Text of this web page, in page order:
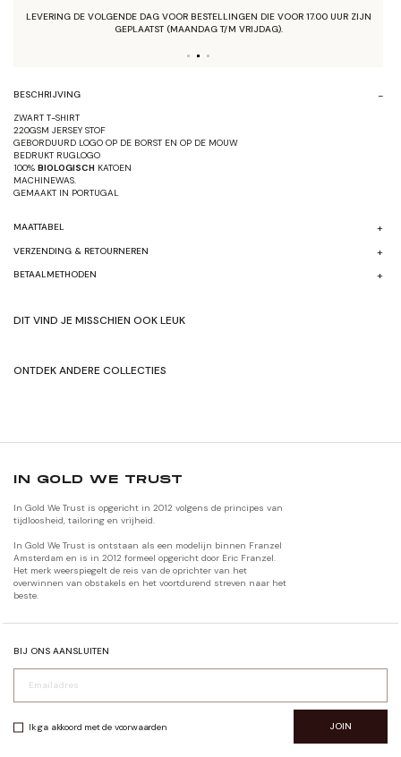
LEVERING DE VOLGENDE DAG VOOR BESTELLINGEN DIE VOOR 17.00 UUR ZIJN
GEPLAATST (MAANDAG T/M VRIJDAG).
BESCHRIJVING
ZWART T-SHIRT
220GSM JERSEY STOF
GEBORDUURD LOGO OP DE BORST EN OP DE MOUW
BEDRUKT RUGLOGO
100% BIOLOGISCH KATOEN
MACHINEWAS.
GEMAAKT IN PORTUGAL
MAATTABEL
VERZENDING & RETOURNEREN
BETAALMETHODEN
DIT VIND JE MISSCHIEN OOK LEUK
ONTDEK ANDERE COLLECTIES
IN GOLD WE TRUST
In Gold We Trust is opgericht in 2012 volgens de principes van
tijdloosheid, tailoring en vrijheid.
In Gold We Trust is ontstaan als een modelijn binnen Franzel
Amsterdam en is in 2012 formeel opgericht door Eric Franzel.
Het merk weerspiegelt de reis van de oprichter van het
overwinnen van obstakels en het voortdurend streven naar het
beste.
BIJ ONS AANSLUITEN
Ik ga akkoord met de voorwaarden JOIN